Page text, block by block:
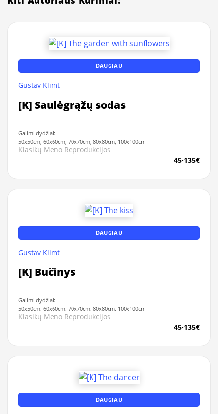
DAUGIAU
Gustav Klimt
[K] Saulėgrąžų sodas
Galimi dydžiai:
50x50cm, 60x60cm, 70x70cm, 80x80cm, 100x100cm
Klasikų Meno Reprodukcijos
45-135€
DAUGIAU
Gustav Klimt
[K] Bučinys
Galimi dydžiai:
50x50cm, 60x60cm, 70x70cm, 80x80cm, 100x100cm
Klasikų Meno Reprodukcijos
45-135€
DAUGIAU